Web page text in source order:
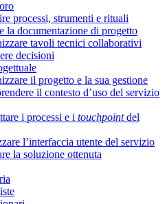
processi, strumenti e rituali
la documentazione di progetto
tavoli tecnici collaborativi
decisioni
il progetto e la sua gestione
il contesto d’uso del servizio
i processi e i touchpointdel
l’interfaccia utente del servizio
la soluzione ottenuta